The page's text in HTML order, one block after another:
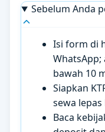
Sebelum Anda
Isi form di
WhatsApp;
bawah 10
Siapkan
sewa lepas
Baca